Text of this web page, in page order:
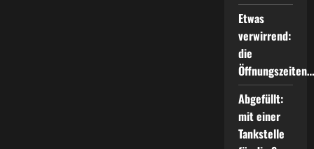
Etwas
verwirrend:
die
Öffnungszeiten…
Abgefüllt:
mit einer
Tankstelle